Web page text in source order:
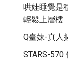
哄娃睡覺是
輕鬆上層樓
Q臺妹-真人
STARS-570